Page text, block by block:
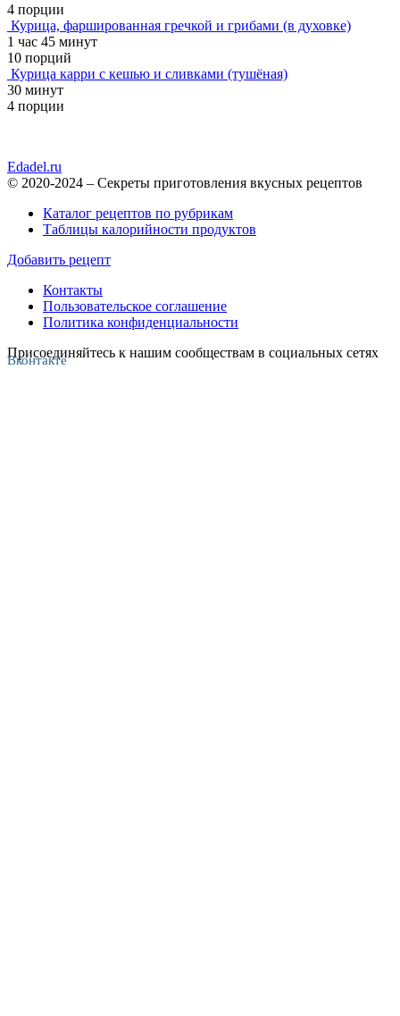
4 порции
Курица, фаршированная гречкой и грибами (в духовке)
1 час 45 минут
10 порций
Курица карри с кешью и сливками (тушёная)
30 минут
4 порции
Edadel.ru
© 2020-2024 – Секреты приготовления вкусных рецептов
Каталог рецептов по рубрикам
Таблицы калорийности продуктов
Добавить рецепт
Контакты
Пользовательское соглашение
Политика конфиденциальности
Присоединяйтесь к нашим сообществам в социальных сетях
Вконтакте